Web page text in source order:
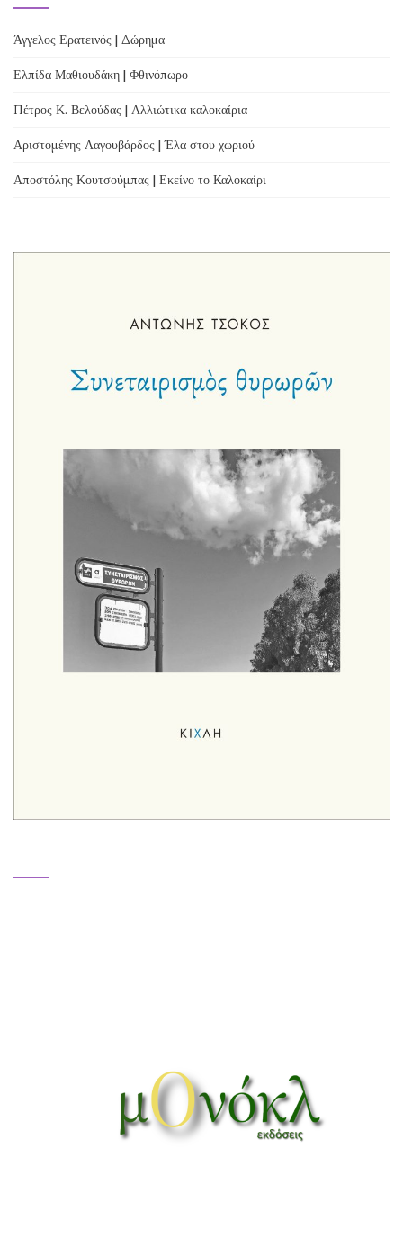
Άγγελος Ερατεινός | Δώρημα
Ελπίδα Μαθιουδάκη | Φθινόπωρο
Πέτρος Κ. Βελούδας | Αλλιώτικα καλοκαίρια
Αριστομένης Λαγουβάρδος | Έλα στου χωριού
Αποστόλης Κουτσούμπας | Εκείνο το Καλοκαίρι